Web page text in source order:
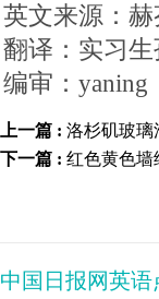
英文来源：
翻译：实习
编审：yaning
上一篇 : 洛杉矶玻璃
下一篇 : 红色黄色墙
中国日报网英